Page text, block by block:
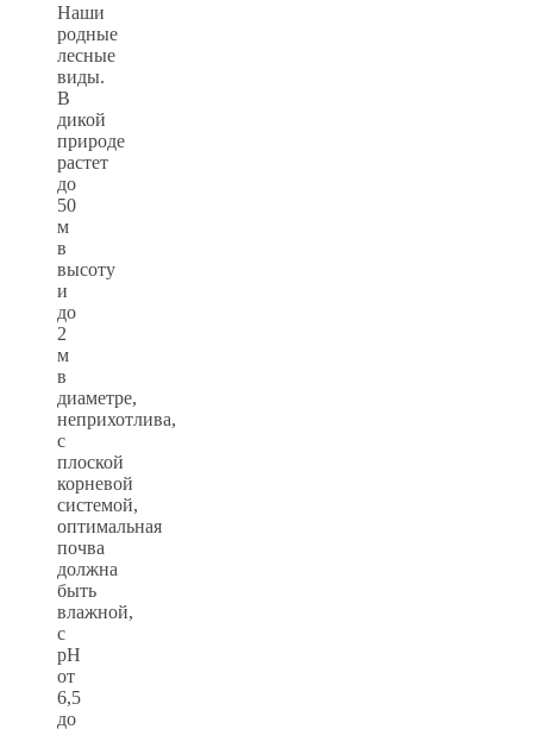
Наши
родные
лесные
виды.
В
дикой
природе
растет
до
50
м
в
высоту
и
до
2
м
в
диаметре,
неприхотлива,
с
плоской
корневой
системой,
оптимальная
почва
должна
быть
влажной,
с
рН
от
6,5
до